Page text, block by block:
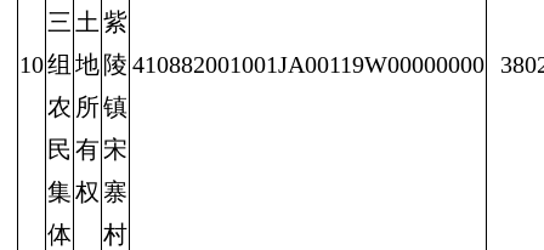
10
三
组
农
民
集
体
土
地
所
有
权
紫
陵
镇
宋
寨
村
410882001001JA00119W00000000